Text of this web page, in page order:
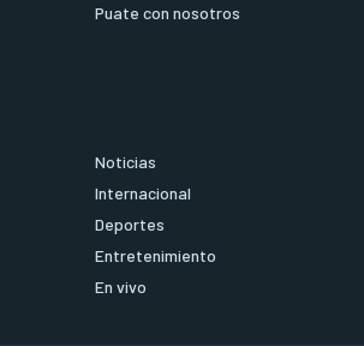
Puate con nosotros
Noticias
Internacional
Deportes
Entretenimiento
En vivo